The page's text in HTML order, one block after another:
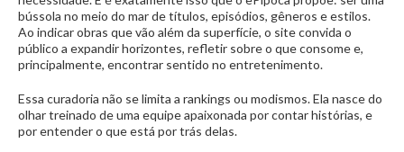
bússola no meio do mar de títulos, episódios, gêneros e estilos.
Ao indicar obras que vão além da superfície, o site convida o
público a expandir horizontes, refletir sobre o que consome e,
principalmente, encontrar sentido no entretenimento.
Essa curadoria não se limita a rankings ou modismos. Ela nasce do
olhar treinado de uma equipe apaixonada por contar histórias, e
por entender o que está por trás delas.